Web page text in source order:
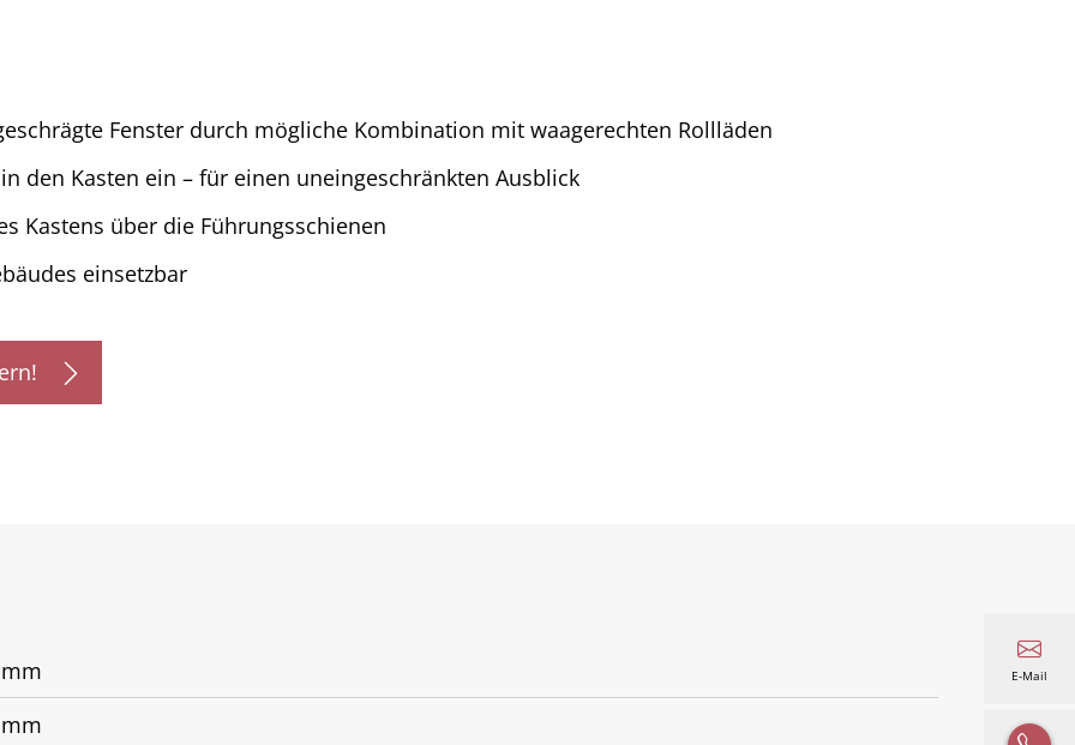
Fenster durch mögliche Kombination mit waagerechten Rollläden
den Kasten ein – für einen uneingeschränkten Ausblick
Kastens über die Führungsschienen
einsetzbar
E-Mail